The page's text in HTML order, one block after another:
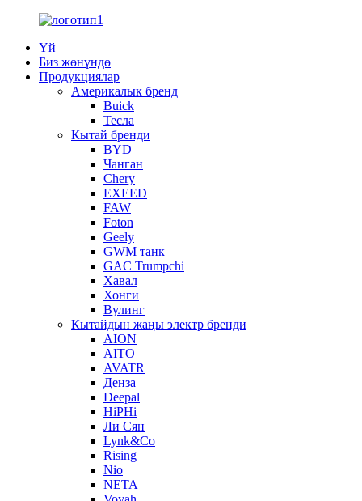
Үй
Биз жөнүндө
Продукциялар
Америкалык бренд
Buick
Тесла
Кытай бренди
BYD
Чанган
Chery
EXEED
FAW
Foton
Geely
GWM танк
GAC Trumpchi
Хавал
Хонги
Вулинг
Кытайдын жаңы электр бренди
AION
AITO
AVATR
Денза
Deepal
HiPHi
Ли Сян
Lynk&Co
Rising
Nio
NETA